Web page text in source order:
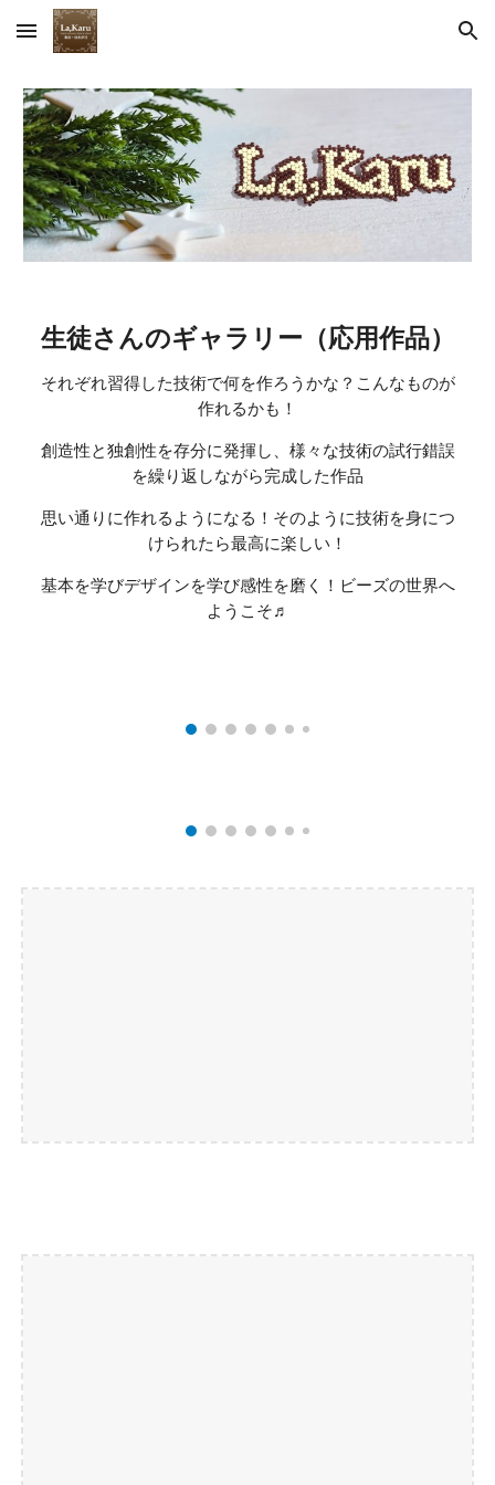
Skip to main content Skip to navigation
生徒さんのギャラリー（応用作品）
それぞれ習得した技術で何を作ろうかな？こんなものが
作れるかも！
創造性と独創性を存分に発揮し、様々な技術の試行錯誤
を繰り返しながら完成した作品
思い通りに作れるようになる！そのように技術を身につ
けられたら最高に楽しい！
基本を学びデザインを学び感性を磨く！ビーズの世界へ
ようこそ♬